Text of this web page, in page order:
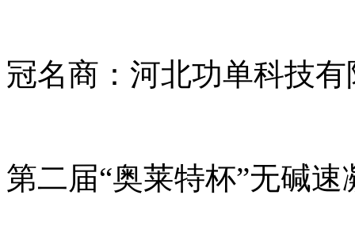
冠名商：河北功单科技有
第二届“奥莱特杯”无碱